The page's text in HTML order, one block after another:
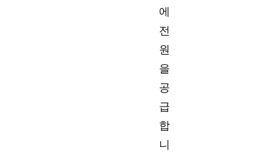
에
전
원
을
공
급
합
니